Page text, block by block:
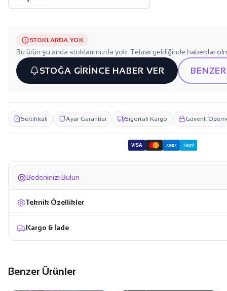
STOKLARDA YOK
Bu ürün şu anda stoklarımızda yok. Tekrar geldiğinde haberdar
STOĞA GİRİNCE HABER VER
Sertifikalı Ayar Garantisi Sigortalı Kargo Güvenli
VISA AMEX TROY
Bedeninizi Bulun
Teknik Özellikler
Kargo & İade
Benzer Ürünler